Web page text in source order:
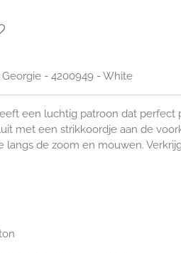
Georgie - 4200949 - White
een luchtig patroon dat perfect
met een strikkoordje aan de
de zoom en mouwen.